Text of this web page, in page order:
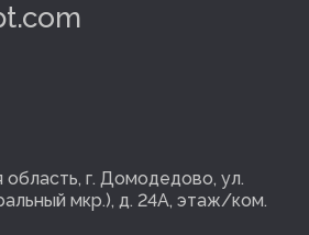
г. Домодедово, ул.
мкр.), д. 24А, этаж/ком.